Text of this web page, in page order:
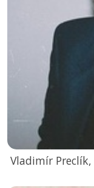
Vladimír Preclík,